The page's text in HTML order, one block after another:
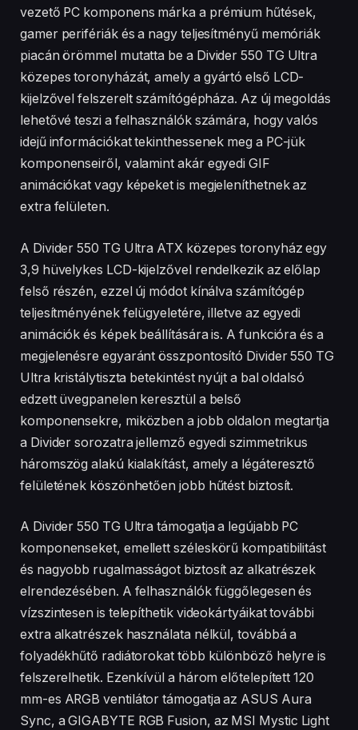
vezető PC komponens márka a prémium hűtések,
gamer perifériák és a nagy teljesítményű memóriák
piacán örömmel mutatta be a Divider 550 TG Ultra
közepes toronyházát, amely a gyártó első LCD-
kijelzővel felszerelt számítógépháza. Az új megoldás
lehetővé teszi a felhasználók számára, hogy valós
idejű információkat tekinthessenek meg a PC-jük
komponenseiről, valamint akár egyedi GIF
animációkat vagy képeket is megjeleníthetnek az
extra felületen.
A Divider 550 TG Ultra ATX közepes toronyház egy
3,9 hüvelykes LCD-kijelzővel rendelkezik az előlap
felső részén, ezzel új módot kínálva számítógép
teljesítményének felügyeletére, illetve az egyedi
animációk és képek beállítására is. A funkcióra és a
megjelenésre egyaránt összpontosító Divider 550 TG
Ultra kristálytiszta betekintést nyújt a bal oldalsó
edzett üvegpanelen keresztül a belső
komponensekre, miközben a jobb oldalon megtartja
a Divider sorozatra jellemző egyedi szimmetrikus
háromszög alakú kialakítást, amely a légáteresztő
felületének köszönhetően jobb hűtést biztosít.
A Divider 550 TG Ultra támogatja a legújabb PC
komponenseket, emellett széleskörű kompatibilitást
és nagyobb rugalmasságot biztosít az alkatrészek
elrendezésében. A felhasználók függőlegesen és
vízszintesen is telepíthetik videokártyáikat további
extra alkatrészek használata nélkül, továbbá a
folyadékhűtő radiátorokat több különböző helyre is
felszerelhetik. Ezenkívül a három előtelepített 120
mm-es ARGB ventilátor támogatja az ASUS Aura
Sync, a GIGABYTE RGB Fusion, az MSI Mystic Light